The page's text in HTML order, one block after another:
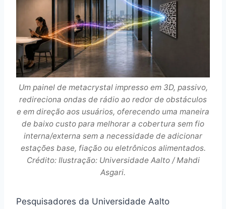
Um painel de metacrystal impresso em 3D, passivo,
redireciona ondas de rádio ao redor de obstáculos
e em direção aos usuários, oferecendo uma maneira
de baixo custo para melhorar a cobertura sem fio
interna/externa sem a necessidade de adicionar
estações base, fiação ou eletrônicos alimentados.
Crédito: Ilustração: Universidade Aalto / Mahdi
Asgari.
Pesquisadores da Universidade Aalto